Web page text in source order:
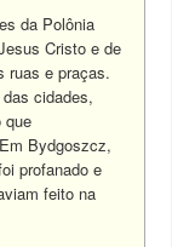
da Polônia
Cristo e de
ruas e praças.
cidades,
que
Bydgoszcz,
profanado e
feito na